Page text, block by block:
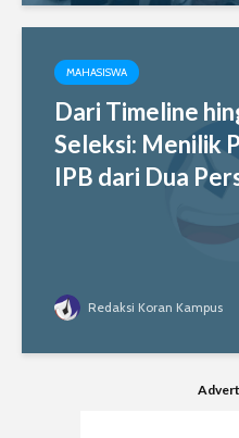
MAHASISWA
Dari Timeline
Seleksi: Menilik
IPB dari Dua
Redaksi Koran Kampus